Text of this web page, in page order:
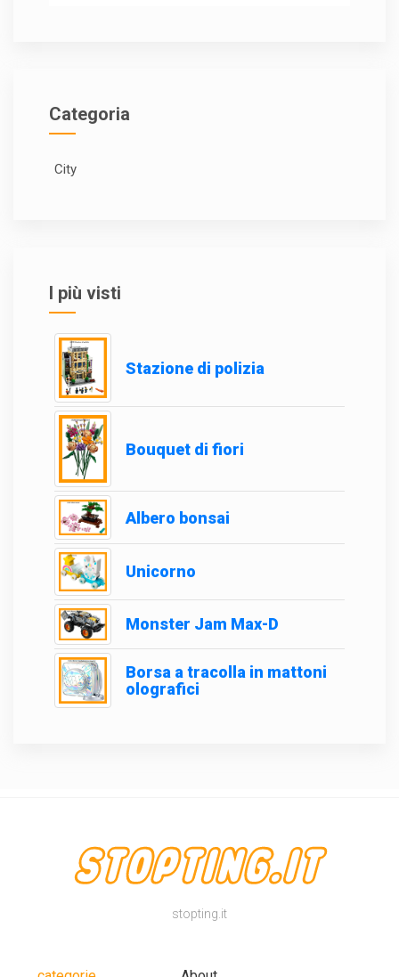
Categoria
City
I più visti
Stazione di polizia
Bouquet di fiori
Albero bonsai
Unicorno
Monster Jam Max-D
Borsa a tracolla in mattoni
olografici
stopting.it